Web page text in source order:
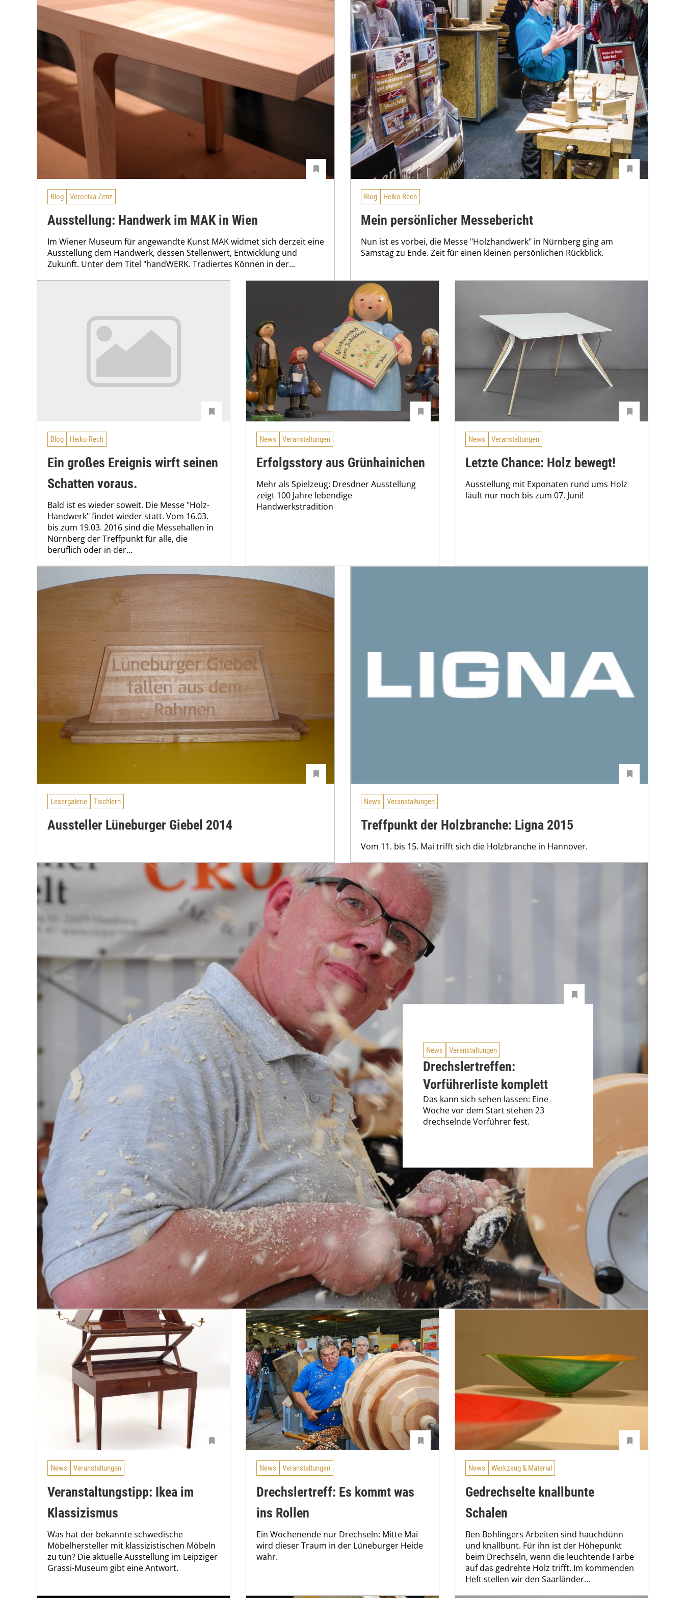
Blog Veronika Zenz
Ausstellung: Handwerk im MAK in Wien
Im Wiener Museum für angewandte Kunst MAK widmet sich derzeit eine
Ausstellung dem Handwerk, dessen Stellenwert, Entwicklung und
Zukunft. Unter dem Titel "handWERK. Tradiertes Können in der...
Blog Heiko Rech
Mein persönlicher Messebericht
Nun ist es vorbei, die Messe "Holzhandwerk" in Nürnberg ging am
Samstag zu Ende. Zeit für einen kleinen persönlichen Rückblick.
Blog Heiko Rech
Ein großes Ereignis wirft seinen
Schatten voraus.
Bald ist es wieder soweit. Die Messe "Holz-
Handwerk" findet wieder statt. Vom 16.03.
bis zum 19.03. 2016 sind die Messehallen in
Nürnberg der Treffpunkt für alle, die
beruflich oder in der...
News Veranstaltungen
Erfolgsstory aus Grünhainichen
Mehr als Spielzeug: Dresdner Ausstellung
zeigt 100 Jahre lebendige
Handwerkstradition
News Veranstaltungen
Letzte Chance: Holz bewegt!
Ausstellung mit Exponaten rund ums Holz
läuft nur noch bis zum 07. Juni!
Lesergalerie Tischlern
Aussteller Lüneburger Giebel 2014
News Veranstaltungen
Treffpunkt der Holzbranche: Ligna 2015
Vom 11. bis 15. Mai trifft sich die Holzbranche in Hannover.
News Veranstaltungen
Drechslertreffen:
Vorführerliste komplett
Das kann sich sehen lassen: Eine
Woche vor dem Start stehen 23
drechselnde Vorführer fest.
News Veranstaltungen
Veranstaltungstipp: Ikea im
Klassizismus
Was hat der bekannte schwedische
Möbelhersteller mit klassizistischen Möbeln
zu tun? Die aktuelle Ausstellung im Leipziger
Grassi-Museum gibt eine Antwort.
News Veranstaltungen
Drechslertreff: Es kommt was
ins Rollen
Ein Wochenende nur Drechseln: Mitte Mai
wird dieser Traum in der Lüneburger Heide
wahr.
News Werkzeug & Material
Gedrechselte knallbunte
Schalen
Ben Bohlingers Arbeiten sind hauchdünn
und knallbunt. Für ihn ist der Höhepunkt
beim Drechseln, wenn die leuchtende Farbe
auf das gedrehte Holz trifft. Im kommenden
Heft stellen wir den Saarländer...